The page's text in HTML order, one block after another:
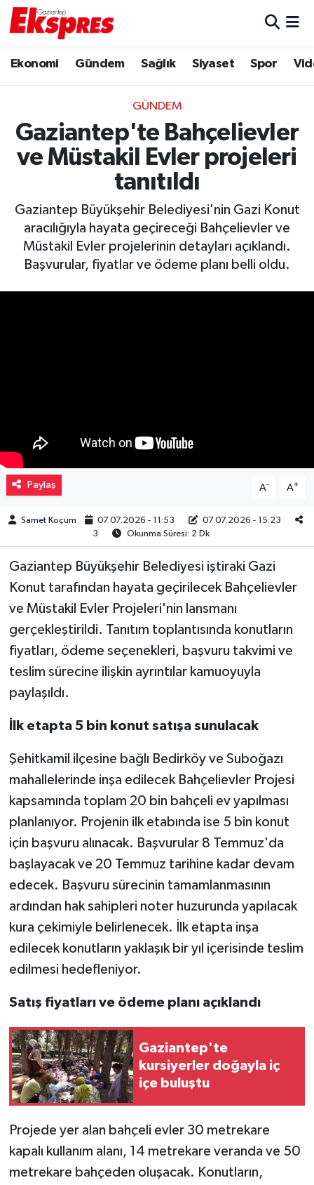
Ekonomi Gündem Sağlık Siyaset Spor
GÜNDEM
Gaziantep'te Bahçelievler
ve Müstakil Evler projeleri
tanıtıldı
Gaziantep Büyükşehir Belediyesi'nin Gazi Konut
aracılığıyla hayata geçireceği Bahçelievler ve
Müstakil Evler projelerinin detayları açıklandı.
Başvurular, fiyatlar ve ödeme planı belli oldu.
Paylaş A- A+
Samet Koçum 07.07.2026 - 11:53
07.07.2026 - 15:23
3
Okunma Süresi: 2 Dk
Gaziantep Büyükşehir Belediyesi iştiraki Gazi
Konut tarafından hayata geçirilecek Bahçelievler
ve Müstakil Evler Projeleri'nin lansmanı
gerçekleştirildi. Tanıtım toplantısında konutların
fiyatları, ödeme seçenekleri, başvuru takvimi ve
teslim sürecine ilişkin ayrıntılar kamuoyuyla
paylaşıldı.
İlk etapta 5 bin konut satışa sunulacak
Şehitkamil ilçesine bağlı Bedirköy ve Suboğazı
mahallelerinde inşa edilecek Bahçelievler Projesi
kapsamında toplam 20 bin bahçeli ev yapılması
planlanıyor. Projenin ilk etabında ise 5 bin konut
için başvuru alınacak. Başvurular 8 Temmuz'da
başlayacak ve 20 Temmuz tarihine kadar devam
edecek. Başvuru sürecinin tamamlanmasının
ardından hak sahipleri noter huzurunda yapılacak
kura çekimiyle belirlenecek. İlk etapta inşa
edilecek konutların yaklaşık bir yıl içerisinde teslim
edilmesi hedefleniyor.
Satış fiyatları ve ödeme planı açıklandı
Gaziantep'te
kursiyerler doğayla iç
içe buluştu
Projede yer alan bahçeli evler 30 metrekare
kapalı kullanım alanı, 14 metrekare veranda ve 50
metrekare bahçeden oluşacak. Konutların,
Ekonomi
Gaziantep son dakika
Genel
Haberler
Kültür Sanat
Sağlık
Sinemalar
Siyaset
Teknoloji
Türkiye
Yaşam
Yeme-İçme
Trafik Durumu
Puan Durumu ve Fikstür
Tüm Manşetler
Haber Arşivi